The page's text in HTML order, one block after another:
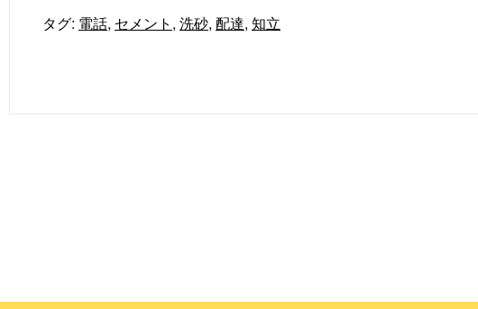
タグ: 電話, セメント , 洗砂, 配達, 知立